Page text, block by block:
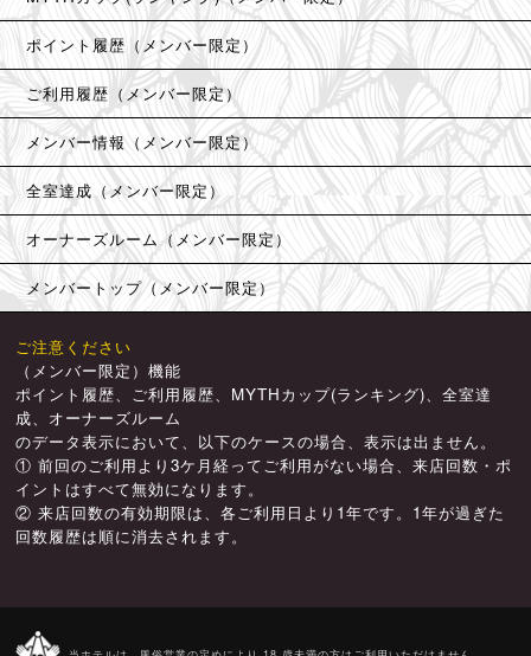
ポイント履歴（メンバー限定）
ご利用履歴（メンバー限定）
メンバー情報（メンバー限定）
全室達成（メンバー限定）
オーナーズルーム（メンバー限定）
メンバートップ（メンバー限定）
ご注意ください
（メンバー限定）機能
ポイント履歴、ご利用履歴、MYTHカップ(ランキング)、全室達
成、オーナーズルーム
のデータ表示において、以下のケースの場合、表示は出ません。
① 前回のご利用より3ケ月経ってご利用がない場合、来店回数・ポ
イントはすべて無効になります。
② 来店回数の有効期限は、各ご利用日より1年です。1年が過ぎた
回数履歴は順に消去されます。